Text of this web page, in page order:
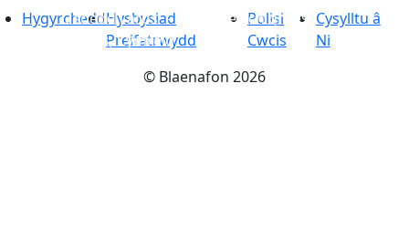
Lleoedd i aros -
Mwynhewch groeso
cynnes, Cymreig
HygyrcheddHysbysiad
Preifatrwydd
Polisi
Cwcis
Cysylltu â
Ni
© Blaenafon 2026